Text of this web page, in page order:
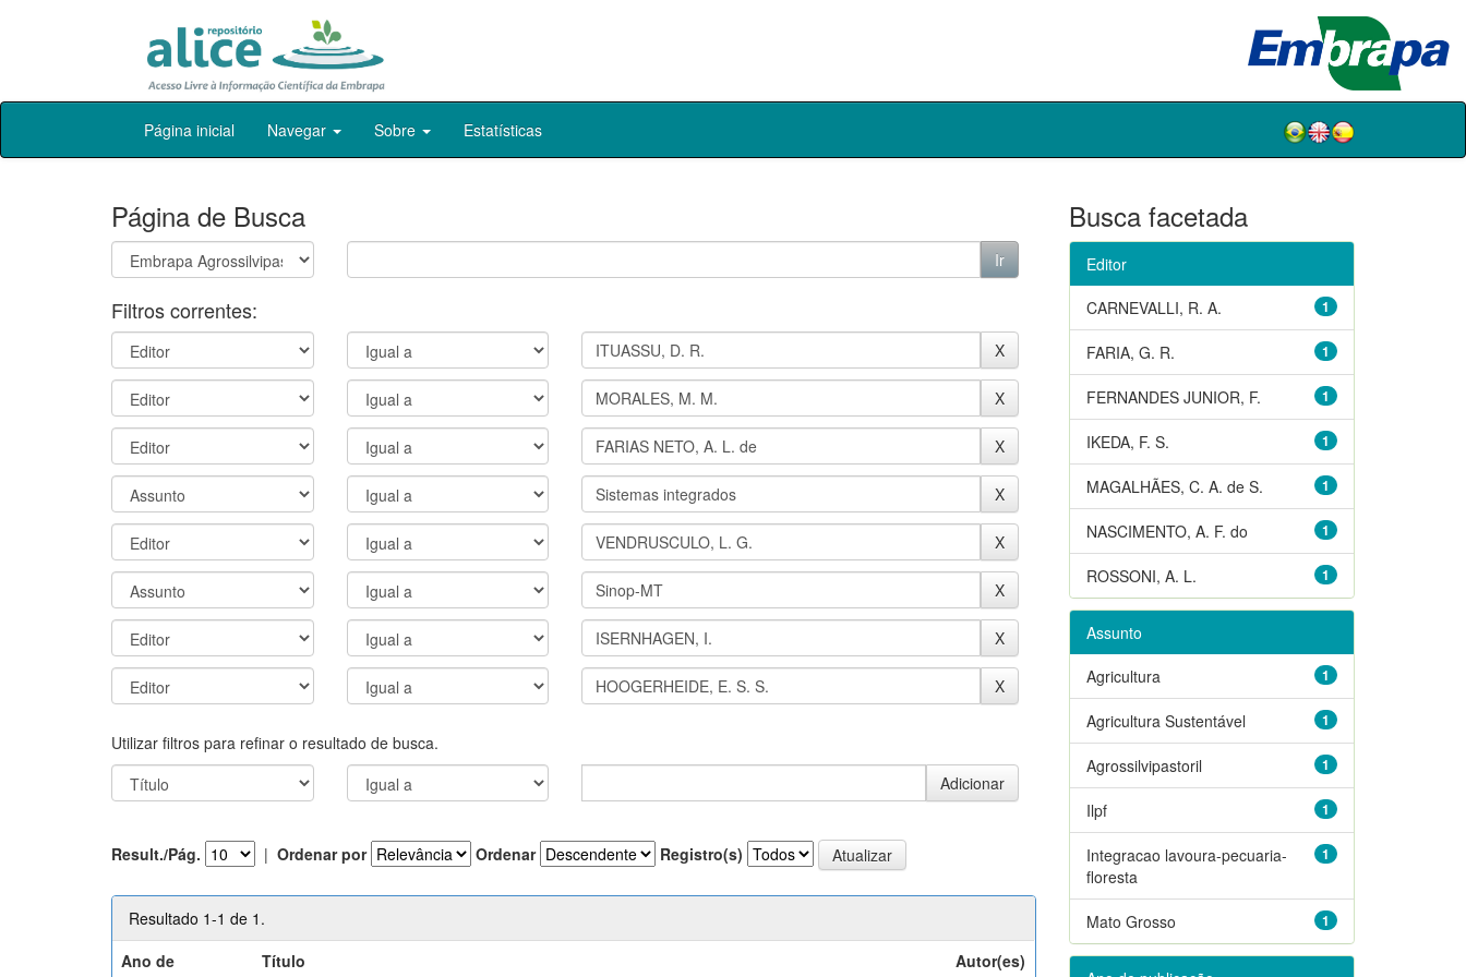
Skip
Página inicial Navegar Sobre Estatísticas
Página de Busca
Filtros correntes:
Utilizar filtros para refinar o resultado de busca.
Result./Pág. | Ordenar por Ordenar Registro(s)
Resultado 1-1 de 1.
Ano de
Título Autor(es)
Busca facetada
Editor
1
CARNEVALLI, R. A.
1
FARIA, G. R.
1
FERNANDES JUNIOR, F.
1
IKEDA, F. S.
1
MAGALHÃES, C. A. de S.
1
NASCIMENTO, A. F. do
1
ROSSONI, A. L.
Assunto
1
Agricultura
1
Agricultura Sustentável
1
Agrossilvipastoril
1
Ilpf
1
Integracao lavoura-pecuaria-
floresta
1
Mato Grosso